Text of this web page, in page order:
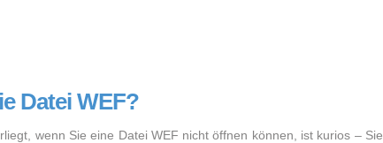
Datei WEF?
wenn Sie eine Datei WEF nicht öffnen können, ist kurios – Sie